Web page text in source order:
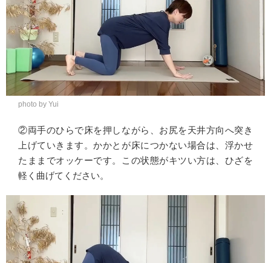
photo by Yui
②両手のひらで床を押しながら、お尻を天井方向へ突き
上げていきます。かかとが床につかない場合は、浮かせ
たままでオッケーです。この状態がキツい方は、ひざを
軽く曲げてください。